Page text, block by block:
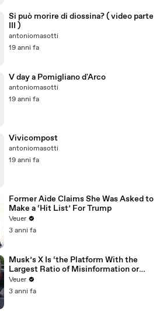
Si può morire di diossina? ( video parte
III )
antoniomasotti
19 anni fa
V day a Pomigliano d'Arco
antoniomasotti
19 anni fa
Vivicompost
antoniomasotti
19 anni fa
Former Aide Claims She Was Asked to
Make a ‘Hit List’ For Trump
Veuer
3 anni fa
Musk’s X Is ‘the Platform With the
Largest Ratio of Misinformation or
Disinformation’ Amongst All Social
Media Platforms
Veuer
3 anni fa